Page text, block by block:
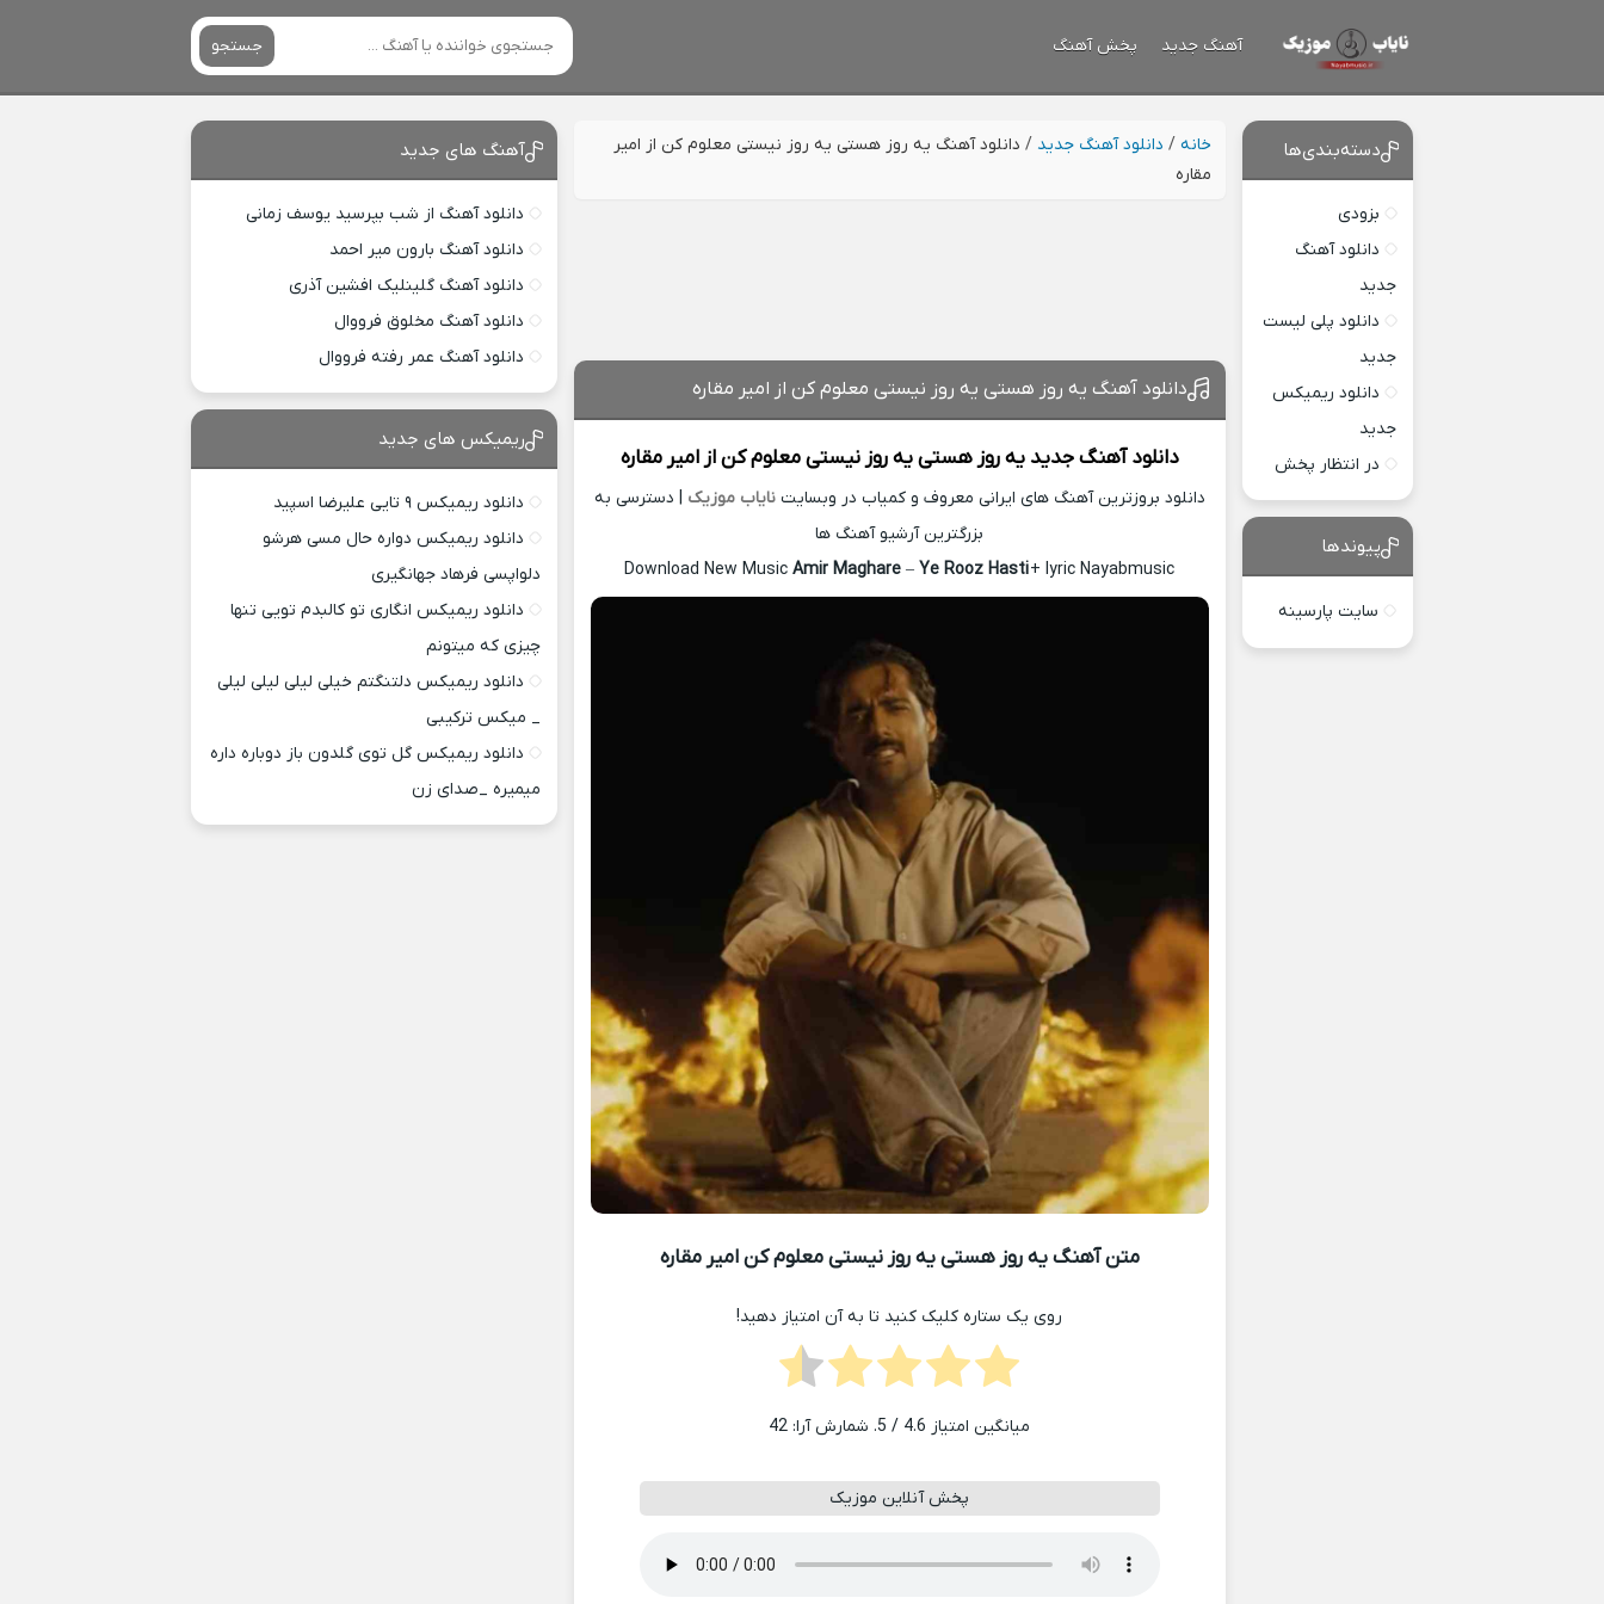
آهنگ جدید پخش آهنگ جستجو
خانه / دانلود آهنگ جدید / دانلود آهنگ یه روز هستی یه روز نیستی معلوم کن از امیر
مقاره
دانلود آهنگ یه روز هستی یه روز نیستی معلوم کن از امیر مقاره
دانلود آهنگ جدید یه روز هستی یه روز نیستی معلوم کن ازامیر مقاره
دانلود بروزترین آهنگ های ایرانی معروف و کمیاب در وبسایتنایاب موزیک | دسترسی به
بزرگترین آرشیو آهنگ ها
Download New MusicAmir Maghare –Ye Rooz Hasti+ lyric Nayabmusic
متن آهنگ یه روز هستی یه روز نیستی معلوم کن امیر مقاره
روی یک ستاره کلیک کنید تا به آن امتیاز دهید!
میانگین امتیاز 4.6 / 5. شمارش آرا: 42
پخش آنلاین موزیک
دسته‌بندی‌ها
بزودی
دانلود آهنگ
جدید
دانلود پلی لیست
جدید
دانلود ریمیکس
جدید
در انتظار پخش
پیوندها
سایت پارسینه
آهنگ های جدید
دانلود آهنگ از شب بپرسید یوسف زمانی
دانلود آهنگ بارون میر احمد
دانلود آهنگ گلینلیک افشین آذری
دانلود آهنگ مخلوق فرووال
دانلود آهنگ عمر رفته فرووال
ریمیکس های جدید
دانلود ریمیکس ۹ تایی علیرضا اسپید
دانلود ریمیکس دواره حال مسی هرشو
دلواپسی فرهاد جهانگیری
دانلود ریمیکس انگاری تو کالبدم تویی تنها
چیزی که میتونم
دانلود ریمیکس دلتنگتم خیلی لیلی لیلی لیلی
_ میکس ترکیبی
دانلود ریمیکس گل توی گلدون باز دوباره داره
میمیره _صدای زن